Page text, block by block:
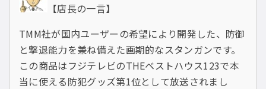
【店長の一言】
TMM社が国内ユーザーの希望により開発した、防御
と撃退能力を兼ね備えた画期的なスタンガンです。
この商品はフジテレビのTHEベストハウス123で本
当に使える防犯グッズ第1位として放送されまし